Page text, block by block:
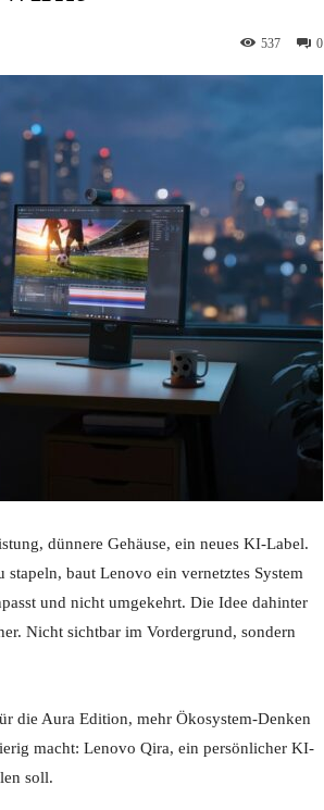
0
537
dünnere Gehäuse, ein neues KI-Label.
baut Lenovo ein vernetztes System
und nicht umgekehrt. Die Idee dahinter
Nicht sichtbar im Vordergrund, sondern
die Aura Edition, mehr Ökosystem-Denken
macht: Lenovo Qira, ein persönlicher KI-
soll.